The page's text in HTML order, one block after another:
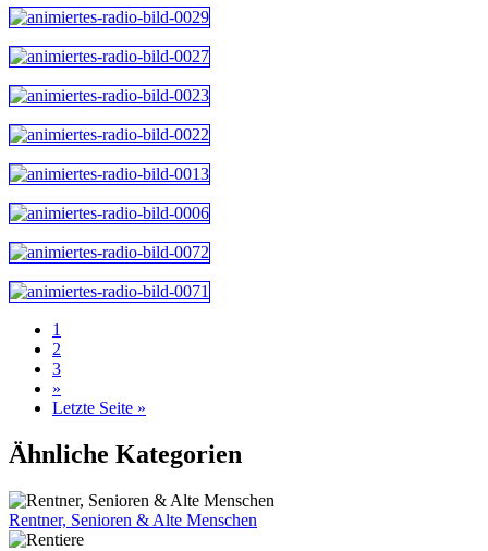
1
2
3
»
Letzte Seite »
Ähnliche Kategorien
Rentner, Senioren & Alte Menschen